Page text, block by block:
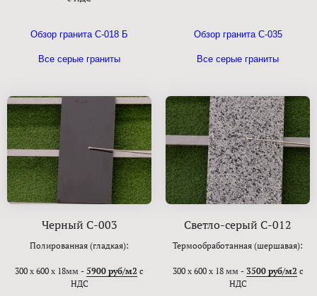
Обзор гранита С-018 Б
Все серые граниты
Обзор гранита С-035
Все серые граниты
Черный С-003
Полированная (гладкая):
300 х 600 х 18мм - 5900 руб/м2 с
НДС
Светло-серый С-012
Термообработанная (шершавая):
300 х 600 х 18 мм - 3500 руб/м2 с
НДС